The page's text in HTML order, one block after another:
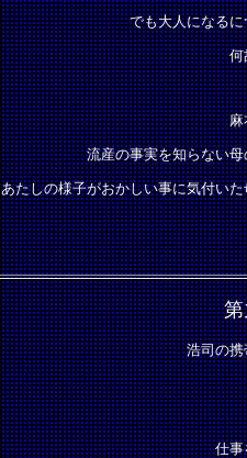
でも大人になる
何
流産の事実を知らない
あたしの様子がおかしい事に気付い
浩司の
仕事